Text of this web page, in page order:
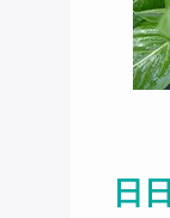
日